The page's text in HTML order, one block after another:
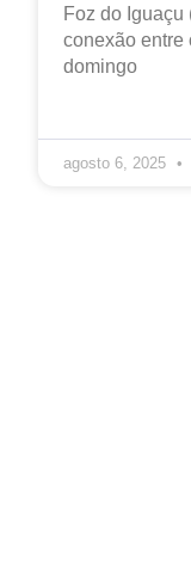
Foz do Iguaçu
conexão entre
domingo
agosto 6, 2025